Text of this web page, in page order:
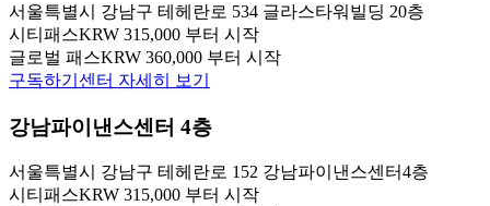
서울특별시 강남구 테헤란로 534 글라스타워빌딩 20층
시티패스KRW 315,000 부터 시작
글로벌 패스KRW 360,000 부터 시작
구독하기 센터 자세히 보기
강남파이낸스센터 4층
서울특별시 강남구 테헤란로 152 강남파이낸스센터4층
시티패스KRW 315,000 부터 시작